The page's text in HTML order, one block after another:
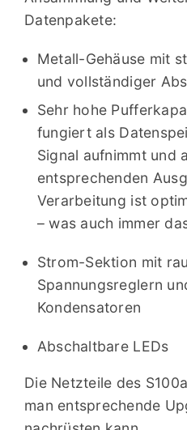
Datenpakete:
Metall-Gehäuse mit
und vollständiger
Sehr hohe
fungiert als
Signal aufnimmt und
entsprechenden
Verarbeitung ist
– was auch immer
Strom-Sektion mit
Spannungsreglern
Kondensatoren
Abschaltbare LEDs
Die Netzteile des
man entsprechende